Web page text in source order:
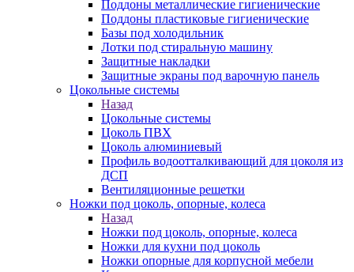
Поддоны металлические гигиенические
Поддоны пластиковые гигиенические
Базы под холодильник
Лотки под стиральную машину
Защитные накладки
Защитные экраны под варочную панель
Цокольные системы
Назад
Цокольные системы
Цоколь ПВХ
Цоколь алюминиевый
Профиль водоотталкивающий для цоколя из
ДСП
Вентиляционные решетки
Ножки под цоколь, опорные, колеса
Назад
Ножки под цоколь, опорные, колеса
Ножки для кухни под цоколь
Ножки опорные для корпусной мебели